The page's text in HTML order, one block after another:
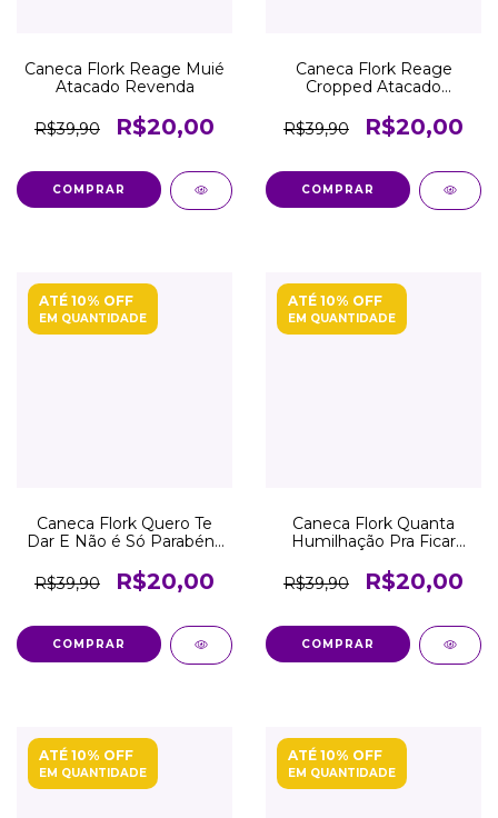
Caneca Flork Reage Muié
Atacado Revenda
R$39,90 R$20,00
COMPRAR
Caneca Flork Reage
Cropped Atacado
R$39,90
R$20,00
COMPRAR
ATÉ 10% OFF
EM QUANTIDADE
Caneca Flork Quero Te
Dar E Não é Só Parabéns
R$39,90
R$20,00
COMPRAR
ATÉ 10% OFF
EM QUANTIDADE
Caneca Flork Quanta
Humilhação Pra Ficar
Revenda
R$39,90 R$20,00
COMPRAR
ATÉ 10% OFF
EM QUANTIDADE
ATÉ 10% OFF
EM QUANTIDADE